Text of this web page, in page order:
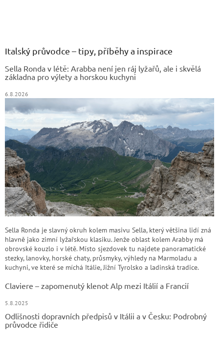
Italský průvodce – tipy, příběhy a inspirace
Sella Ronda v létě: Arabba není jen ráj lyžařů, ale i skvělá
základna pro výlety a horskou kuchyni
6.8.2026
Sella Ronda je slavný okruh kolem masivu Sella, který většina lidí zná
hlavně jako zimní lyžařskou klasiku. Jenže oblast kolem Arabby má
obrovské kouzlo i v létě. Místo sjezdovek tu najdete panoramatické
stezky, lanovky, horské chaty, průsmyky, výhledy na Marmoladu a
kuchyni, ve které se míchá Itálie, Jižní Tyrolsko a ladinská tradice.
Claviere – zapomenutý klenot Alp mezi Itálií a Francií
5.8.2025
Odlišnosti dopravních předpisů v Itálii a v Česku: Podrobný
průvodce řidiče